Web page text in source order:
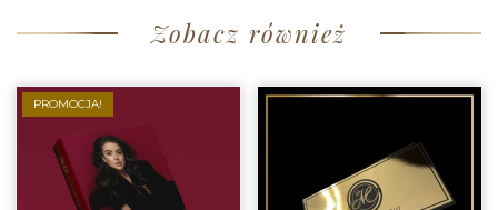
Zobacz również
PROMOCJA!